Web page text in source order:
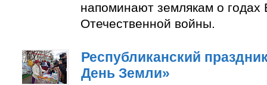
напоминают землякам о годах
Отечественной войны.
Республиканский
День Земли»